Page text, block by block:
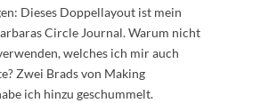
Dieses Doppellayout ist mein
Circle Journal. Warum nicht
welches ich mir auch
Zwei Brads von Making
ich hinzu geschummelt.